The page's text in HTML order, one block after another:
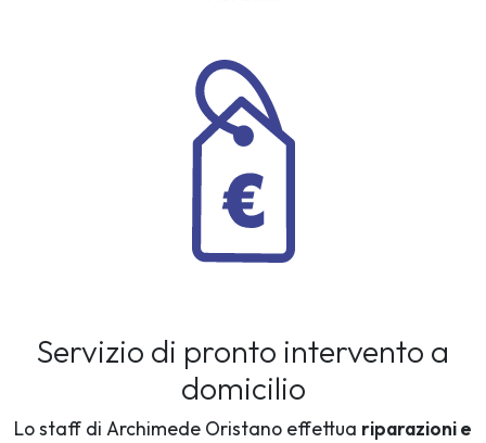
Servizio di pronto intervento a
domicilio
Lo staff di Archimede Oristano effettua riparazioni e